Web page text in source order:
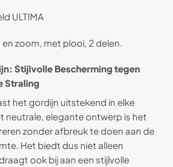
ULTIMA
zoom, met plooi, 2 delen.
Stijlvolle Bescherming tegen
Straling
het gordijn uitstekend in elke
neutrale, elegante ontwerp is het
zonder afbreuk te doen aan de
Het biedt dus niet alleen
ook bij aan een stijlvolle